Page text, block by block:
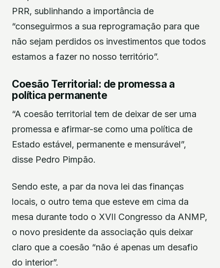
PRR, sublinhando a importância de
“conseguirmos a sua reprogramação para que
não sejam perdidos os investimentos que todos
estamos a fazer no nosso território”.
Coesão Territorial: de promessa a
política permanente
“A coesão territorial tem de deixar de ser uma
promessa e afirmar-se como uma política de
Estado estável, permanente e mensurável”,
disse Pedro Pimpão.
Sendo este, a par da nova lei das finanças
locais, o outro tema que esteve em cima da
mesa durante todo o XVII Congresso da ANMP,
o novo presidente da associação quis deixar
claro que a coesão “não é apenas um desafio
do interior”.